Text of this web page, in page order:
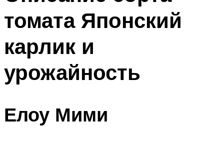
томата Японский
карлик и
урожайность
Елоу Мими